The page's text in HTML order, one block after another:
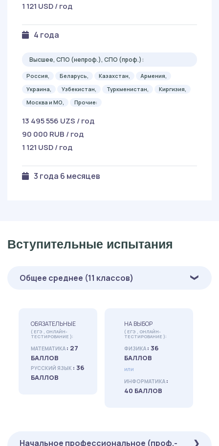
1 121 USD / год
4 года
Высшее, СПО (непроф.), СПО (проф.):
Россия, Беларусь, Казахстан,
Армения,
Украина,
Узбекистан, Туркменистан,
Киргизия,
Москва и МО,
Прочие:
13 495 556 UZS / год
90 000 RUB / год
1 121 USD / год
3 года 6 месяцев
Вступительные испытания
Общее среднее (11 классов)
ОБЯЗАТЕЛЬНЫЕ
( ЕГЭ , ОНЛАЙН-
ТЕСТИРОВАНИЕ ):
МАТЕМАТИКА : 27
БАЛЛОВ
РУССКИЙ ЯЗЫК : 36
БАЛЛОВ
НА ВЫБОР
( ЕГЭ , ОНЛАЙН-
ТЕСТИРОВАНИЕ ):
ФИЗИКА : 36
БАЛЛОВ
или
ИНФОРМАТИКА :
40 БАЛЛОВ
Начальное профессиональное (проф.-